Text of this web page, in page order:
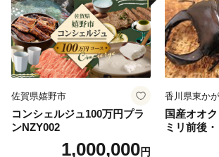
佐賀県嬉野市
コンシェルジュ100万円プラ
ンNZY002
1,000,000円
香川県東か
国産オオ
ミリ前後